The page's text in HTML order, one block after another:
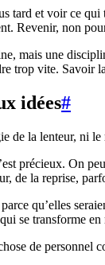
tard et voir ce
Revenir, non
mais une
trop vite. Savoir
idées#
de la lenteur, ni
précieux. On
de la reprise,
qu’elles
se transforme
de personnel